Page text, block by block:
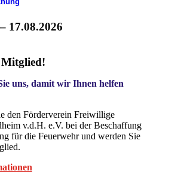
17.08.2026
Mitglied!
uns, damit wir Ihnen helfen
den Förderverein Freiwillige
v.d.H. e.V. bei der Beschaffung
für die Feuerwehr und werden Sie